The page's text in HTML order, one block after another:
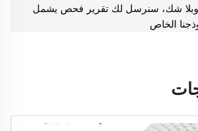
وبلا شك، سنرسل لك تقرير فحص يشمل
الخاص